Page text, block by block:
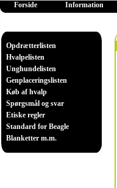
Forside Information
Opdrætterlisten
Hvalpelisten
Unghundelisten
Genplaceringslisten
Køb af hvalp
Spørgsmål og svar
Etiske regler
Standard for Beagle
Blanketter m.m.